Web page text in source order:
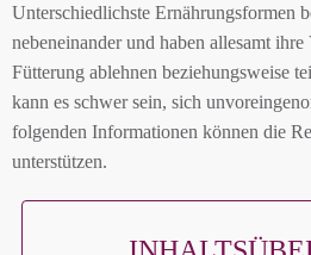
Unterschiedlichste Ernährungsformen
nebeneinander und haben allesamt
Fütterung ablehnen beziehungsweise
kann es schwer sein, sich
folgenden Informationen können die
unterstützen.